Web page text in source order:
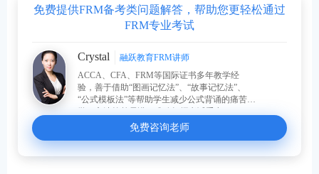
免费提供FRM备考类问题解答，帮助您更轻松通过
FRM专业考试
Crystal
融跃教育FRM讲师
ACCA、CFA、FRM等国际证书多年教学经
验，善于借助“图画记忆法”、“故事记忆法”、
“公式模板法”等帮助学生减少公式背诵的痛苦。
免费咨询老师